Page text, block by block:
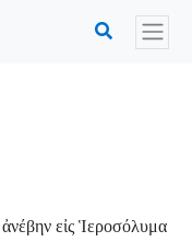
εἰς Ἱεροσόλυμα